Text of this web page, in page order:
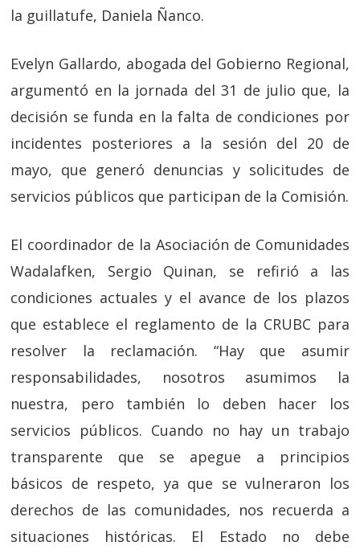
la guillatufe, Daniela Ñanco.
Evelyn Gallardo, abogada del Gobierno Regional,
argumentó en la jornada del 31 de julio que, la
decisión se funda en la falta de condiciones por
incidentes posteriores a la sesión del 20 de
mayo, que generó denuncias y solicitudes de
servicios públicos que participan de la Comisión.
El coordinador de la Asociación de Comunidades
Wadalafken, Sergio Quinan, se refirió a las
condiciones actuales y el avance de los plazos
que establece el reglamento de la CRUBC para
resolver la reclamación. “Hay que asumir
responsabilidades, nosotros asumimos la
nuestra, pero también lo deben hacer los
servicios públicos. Cuando no hay un trabajo
transparente que se apegue a principios
básicos de respeto, ya que se vulneraron los
derechos de las comunidades, nos recuerda a
situaciones históricas. El Estado no debe